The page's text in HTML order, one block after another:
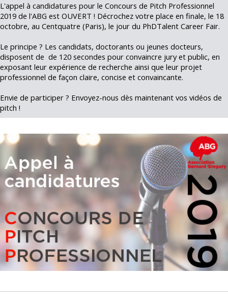
L'appel à candidatures pour le Concours de Pitch Professionnel
2019 de l'ABG est OUVERT ! Décrochez votre place en finale, le 18
octobre, au Centquatre (Paris), le jour du PhDTalent Career Fair.
Le principe ? Les candidats, doctorants ou jeunes docteurs,
disposent de de 120 secondes pour convaincre jury et public, en
exposant leur expérience de recherche ainsi que leur projet
professionnel de façon claire, concise et convaincante.
Envie de participer ? Envoyez-nous dès maintenant vos vidéos de
pitch !